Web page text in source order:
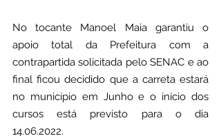
No tocante Manoel Maia garantiu o
apoio total da Prefeitura com a
contrapartida solicitada pelo SENAC e ao
final ficou decidido que a carreta estará
no município em Junho e o início dos
cursos está previsto para o dia
14.06.2022.